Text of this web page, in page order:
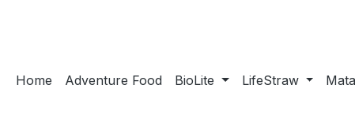
Home Adventure Food BioLite LifeStraw